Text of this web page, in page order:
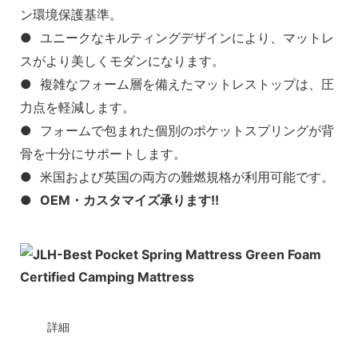
ン環境保護基準。
● ユニークなキルティングデザインにより、マットレ
スがより美しくモダンになります。
● 複雑なフォーム層を備えたマットレストップは、圧
力点を軽減します。
● フォームで包まれた個別のポケットスプリングが背
骨を十分にサポートします。
● 米国および英国の両方の難燃規格が利用可能です。
● OEM・カスタマイズ承ります!!
詳細